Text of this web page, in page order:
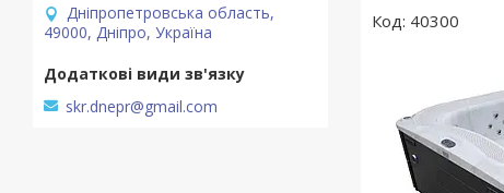
40300
Дніпропетровська область,
49000, Дніпро, Україна
skr.dnepr@gmail.com